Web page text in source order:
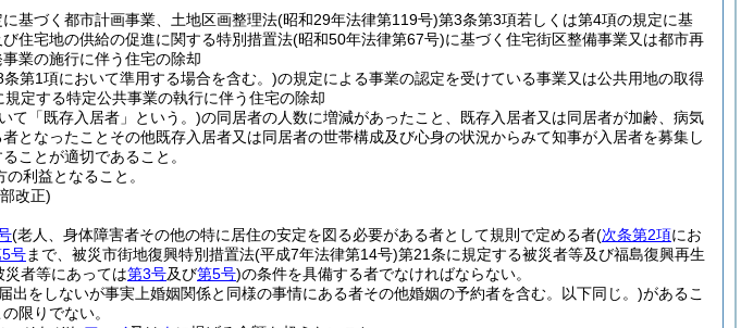
基づく都市計画事業、土地区画整理法(昭和29年法律第119号)第3条第3項若しくは第4項の規定に基
住宅地の供給の促進に関する特別措置法(昭和50年法律第67号)に基づく住宅街区整備事業又は都市再
業の施行に伴う住宅の除却
第1項において準用する場合を含む。)の規定による事業の認定を受けている事業又は公共用地の取得
規定する特定公共事業の執行に伴う住宅の除却
て「既存入居者」という。)の同居者の人数に増減があったこと、既存入居者又は同居者が加齢、病気
となったことその他既存入居者又は同居者の世帯構成及び心身の状況からみて知事が入居者を募集し
ことが適切であること。
利益となること。
改正)
(老人、身体障害者その他の特に居住の安定を図る必要がある者として規則で定める者(次条第2項にお
号まで、被災市街地復興特別措置法(平成7年法律第14号)第21条に規定する被災者等及び福島復興再生
者等にあっては第3号及び第5号)の条件を具備する者でなければならない。
出をしないが事実上婚姻関係と同様の事情にある者その他婚姻の予約者を含む。以下同じ。)があるこ
限りでない。